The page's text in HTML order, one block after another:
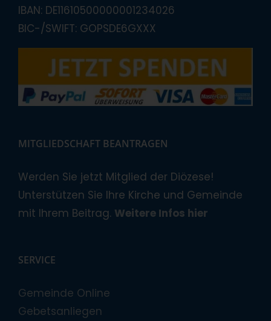
IBAN: DE11610500000001234026
BIC-/SWIFT: GOPSDE6GXXX
MITGLIEDSCHAFT BEANTRAGEN
Werden Sie jetzt Mitglied der Diözese!
Unterstützen Sie Ihre Kirche und Gemeinde
mit Ihrem Beitrag. Weitere Infos hier
SERVICE
Gemeinde Online
Gebetsanliegen